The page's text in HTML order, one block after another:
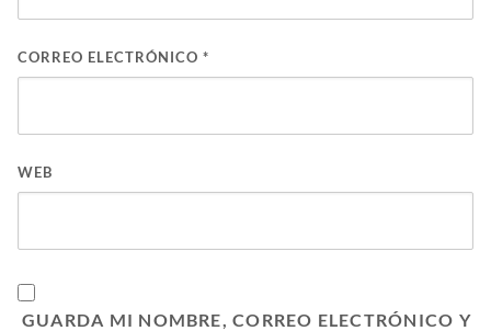
CORREO ELECTRÓNICO *
WEB
GUARDA MI NOMBRE, CORREO ELECTRÓNICO Y